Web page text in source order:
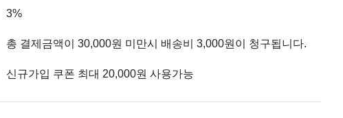
3%
총 결제금액이 30,000원 미만시 배송비 3,000원이 청구됩니다.
신규가입 쿠폰 최대 20,000원 사용가능